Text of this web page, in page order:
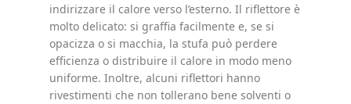
indirizzare il calore verso l’esterno. Il riflettore è
molto delicato: si graffia facilmente e, se si
opacizza o si macchia, la stufa può perdere
efficienza o distribuire il calore in modo meno
uniforme. Inoltre, alcuni riflettori hanno
rivestimenti che non tollerano bene solventi o